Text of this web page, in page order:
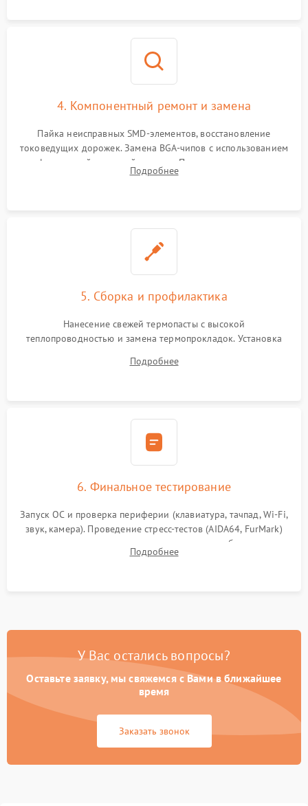
4. Компонентный ремонт и замена
Пайка неисправных SMD-элементов, восстановление
токоведущих дорожек. Замена BGA-чипов с использованием
инфракрасной паяльной станции. Прошивка микросхемы
BIOS или замена поврежденных портов USB
Подробнее
5. Сборка и профилактика
Нанесение свежей термопасты с высокой
теплопроводностью и замена термопрокладок. Установка
шлейфов, модулей памяти и накопителей. Предварительная
Подробнее
6. Финальное тестирование
Запуск ОС и проверка периферии (клавиатура, тачпад, Wi-Fi,
звук, камера). Проведение стресс-тестов (AIDA64, FurMark)
для контроля температурного режима и стабильности
системы под пиковой нагрузкой.
Подробнее
У Вас остались вопросы?
Оставьте заявку, мы свяжемся с Вами в ближайшее
время
Заказать звонок